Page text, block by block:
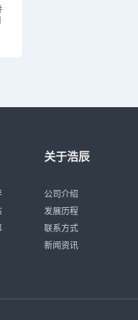
关于浩辰
公司介绍
发展历程
联系方式
新闻资讯